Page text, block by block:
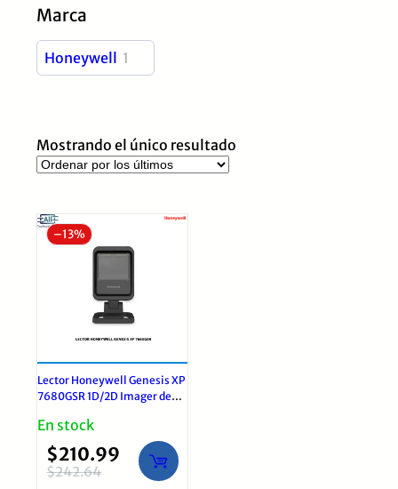
Marca
Honeywell 1
Mostrando el único resultado
–13%
Lector Honeywell Genesis XP
7680GSR 1D/2D Imager de
En stock
$242.64
$210.99